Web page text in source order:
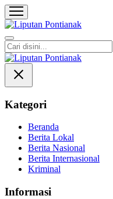
Liputan Pontianak
Berita Terkini dan TerUpdate
Kategori
Beranda
Berita Lokal
Berita Nasional
Berita Internasional
Kriminal
Informasi